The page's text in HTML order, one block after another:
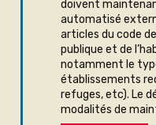
doivent
automatisé
articles du code
publique et de
notamment le
établissements
refuges, etc). Le
modalités de